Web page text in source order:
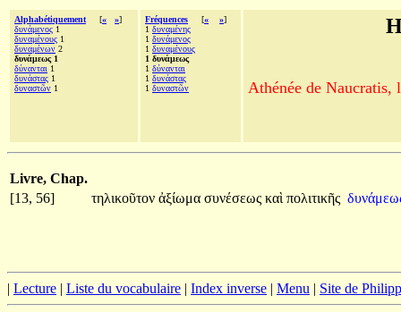
Alphabétiquement [« »]
δυνάμενος 1
δυναμένους 1
δυναμένων 2
δυνάμεως 1
δύνανται 1
δυνάστας 1
δυναστῶν 1
Fréquences [« »]
1 δυναμένης
1 δυνάμενος
1 δυναμένους
1 δυνάμεως
1 δύνανται
1 δυνάστας
1 δυναστῶν Athénée de Naucratis,
Livre, Chap.
[13, 56]
τηλικοῦτον ἀξίωμα συνέσεως καὶ πολιτικῆς
| Lecture | Liste du vocabulaire | Index inverse | Menu | Site de